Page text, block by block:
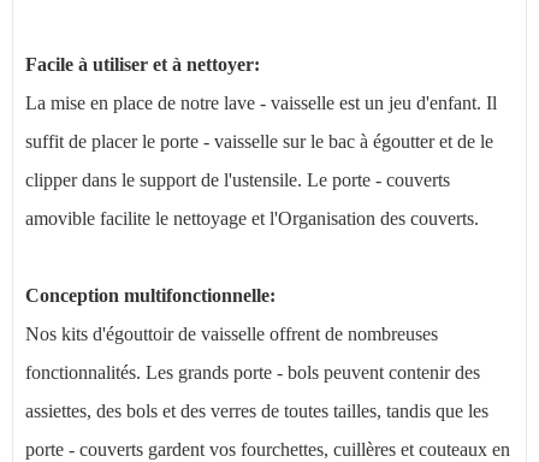
Facile à utiliser et à nettoyer:
La mise en place de notre lave - vaisselle est un jeu d'enfant. Il
suffit de placer le porte - vaisselle sur le bac à égoutter et de le
clipper dans le support de l'ustensile. Le porte - couverts
amovible facilite le nettoyage et l'Organisation des couverts.
Conception multifonctionnelle:
Nos kits d'égouttoir de vaisselle offrent de nombreuses
fonctionnalités. Les grands porte - bols peuvent contenir des
assiettes, des bols et des verres de toutes tailles, tandis que les
porte - couverts gardent vos fourchettes, cuillères et couteaux en